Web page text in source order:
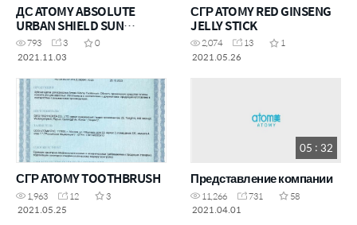
ДС ATOMY ABSOLUTE
URBAN SHIELD SUN
CUSHION
793 3
0
2021.11.03
СГР ATOMY RED GINSENG
JELLY STICK
2,074 13
1
2021.05.26
СГР ATOMY TOOTHBRUSH
1,963 12
3
2021.05.25
05 : 32
Представление компании
11,266 731
58
2021.04.01